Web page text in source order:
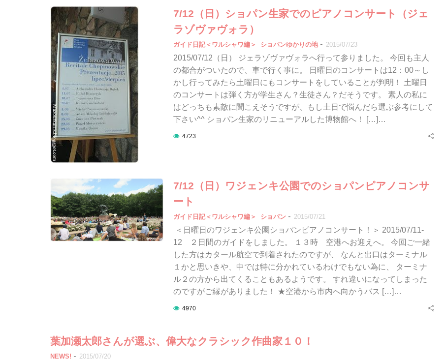
7/12（日）ショパン生家でのピアノコンサート（ジェ
ラゾヴァヴォラ）
ガイド日記＜ワルシャワ編＞ ショパンゆかりの地 - 2015/07/23
2015/07/12（日） ジェラゾヴァヴォラへ行って参りました。 今回も主人
の都合がついたので、車で行く事に。 日曜日のコンサートは12：00～し
かし行ってみたら土曜日にもコンサートをしていることが判明！ 土曜日
のコンサートは弾く方が学生さん？生徒さん？だそうです。 素人の私に
はどっちも素敵に聞こえそうですが、もし土日で悩んだら選ぶ参考にして
下さい^^ ショパン生家のリニューアルした博物館へ！ […]…
4723
7/12（日）ワジェンキ公園でのショパンピアノコンサ
ート
ガイド日記＜ワルシャワ編＞ ショパン - 2015/07/21
＜日曜日のワジェンキ公園ショパンピアノコンサート！＞ 2015/07/11-
12 ２日間のガイドをしました。 １３時 空港へお迎えへ。 今回ご一緒
した方はカタール航空で到着されたのですが、 なんと出口はターミナル
１かと思いきや、中では特に分かれているわけでもない為に、 ターミナ
ル２の方から出てくることもあるようです。 すれ違いになってしまった
のですがご縁がありました！ ★空港から市内へ向かうバス […]…
4970
葉加瀬太郎さんが選ぶ、偉大なクラシック作曲家１０！
NEWS! - 2015/07/20